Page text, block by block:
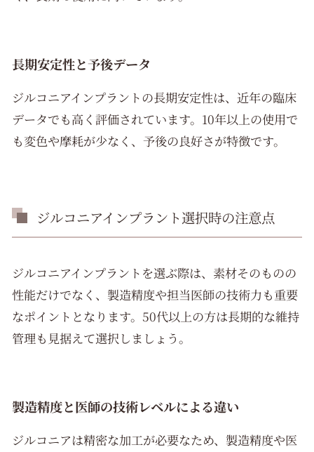
長期安定性と予後データ
ジルコニアインプラントの長期安定性は、近年の臨床
データでも高く評価されています。10年以上の使用で
も変色や摩耗が少なく、予後の良好さが特徴です。
ジルコニアインプラント選択時の注意点
ジルコニアインプラントを選ぶ際は、素材そのものの
性能だけでなく、製造精度や担当医師の技術力も重要
なポイントとなります。50代以上の方は長期的な維持
管理も見据えて選択しましょう。
製造精度と医師の技術レベルによる違い
ジルコニアは精密な加工が必要なため、製造精度や医